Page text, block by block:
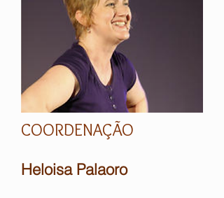
COORDENAÇÃO
Heloisa Palaoro